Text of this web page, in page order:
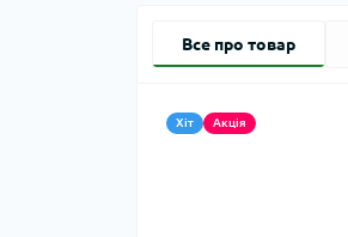
Все про товар
Хіт Акція